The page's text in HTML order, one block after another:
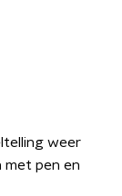
weer
met pen en